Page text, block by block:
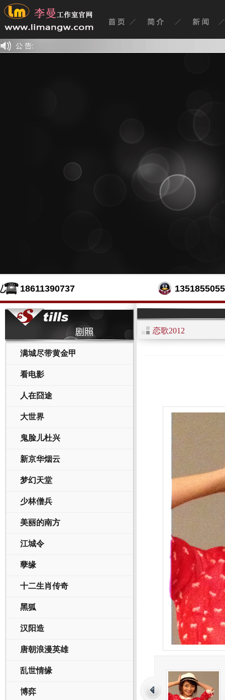
18611390737 1351855055
满城尽带黄金甲
看电影
人在囧途
大世界
鬼脸儿杜兴
新京华烟云
梦幻天堂
少林僧兵
美丽的南方
江城令
孽缘
十二生肖传奇
黑狐
汉阳造
唐朝浪漫英雄
乱世情缘
博弈
恋歌2012